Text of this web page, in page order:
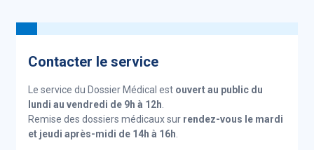
Contacter le service
Le service du Dossier Médical est ouvert au public du
lundi au vendredi de 9h à 12h.
Remise des dossiers médicaux sur rendez-vous le mardi
et jeudi après-midi de 14h à 16h.